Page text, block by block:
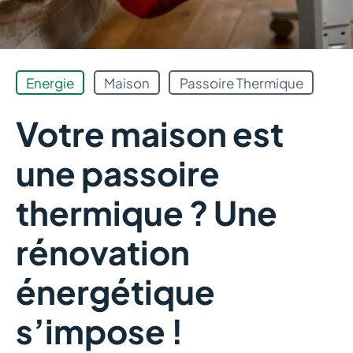
Energie Maison Passoire Thermique
Votre maison est
une passoire
thermique ? Une
rénovation
énergétique
s’impose !